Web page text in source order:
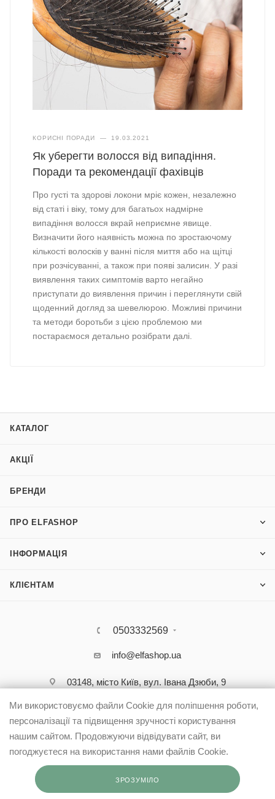
КОРИСНІ ПОРАДИ — 19.03.2021
Як уберегти волосся від випадіння.
Поради та рекомендації фахівців
Про густі та здорові локони мріє кожен, незалежно
від статі і віку, тому для багатьох надмірне
випадіння волосся вкрай неприємне явище.
Визначити його наявність можна по зростаючому
кількості волосків у ванні після миття або на щітці
при розчісуванні, а також при появі залисин. У разі
виявлення таких симптомів варто негайно
приступати до виявлення причин і переглянути свій
щоденний догляд за шевелюрою. Можливі причини
та методи боротьби з цією проблемою ми
постараємося детально розібрати далі.
КАТАЛОГ
АКЦІЇ
БРЕНДИ
ПРО ELFASHOP
ІНФОРМАЦІЯ
КЛІЄНТАМ
0503332569
info@elfashop.ua
03148, місто Київ, вул. Івана Дзюби, 9
Ми використовуємо файли Cookie для поліпшення роботи,
персоналізації та підвищення зручності користування
нашим сайтом. Продовжуючи відвідувати сайт, ви
погоджуєтеся на використання нами файлів Cookie.
ЗРОЗУМІЛО